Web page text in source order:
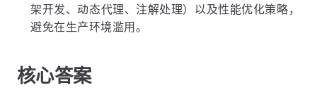
架开发、动态代理、注解处理）以及性能优化策略，
避免在生产环境滥用。
核心答案